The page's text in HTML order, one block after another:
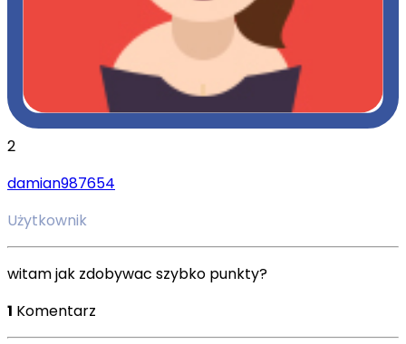
2
damian987654
Użytkownik
witam jak zdobywac szybko punkty?
1 Komentarz